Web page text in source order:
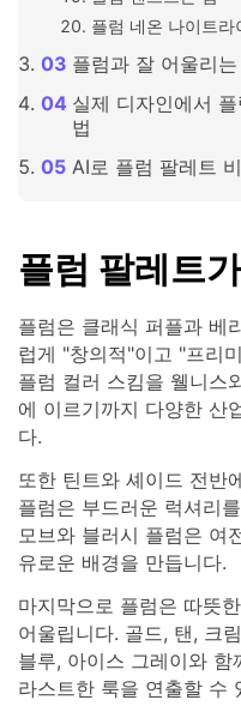
플럼 네온 나이트라
플럼과 잘 어울리
실제 디자인에서
법
AI로 플럼 팔레트
플럼 팔레트
플럼은 클래식 퍼플과 베
럽게 "창의적"이고 "프리
플럼 컬러 스킴을 웰니스
에 이르기까지 다양한 산
다.
또한 틴트와 셰이드 전반
플럼은 부드러운 럭셔리
모브와 블러시 플럼은 여
유로운 배경을 만듭니다.
마지막으로 플럼은 따뜻
어울립니다. 골드, 탠, 크
블루, 아이스 그레이와 함
라스트한 룩을 연출할 수